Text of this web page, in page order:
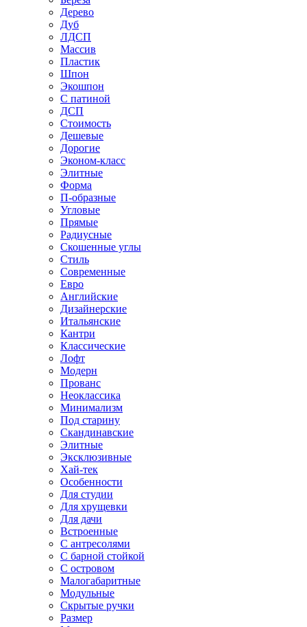
Дерево
Дуб
ЛДСП
Массив
Пластик
Шпон
Экошпон
С патиной
ДСП
Стоимость
Дешевые
Дорогие
Эконом-класс
Элитные
Форма
П-образные
Угловые
Прямые
Радиусные
Скошенные углы
Стиль
Современные
Евро
Английские
Дизайнерские
Итальянские
Кантри
Классические
Лофт
Модерн
Прованс
Неоклассика
Минимализм
Под старину
Скандинавские
Элитные
Эксклюзивные
Хай-тек
Особенности
Для студии
Для хрущевки
Для дачи
Встроенные
С антресолями
С барной стойкой
С островом
Малогабаритные
Модульные
Скрытые ручки
Размер